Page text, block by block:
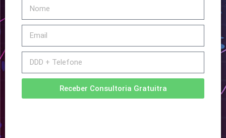
Receber Consultoria Gratuitra